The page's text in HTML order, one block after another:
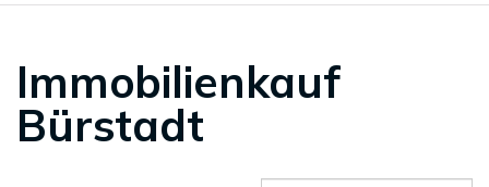
Immobilienkauf
Bürstadt